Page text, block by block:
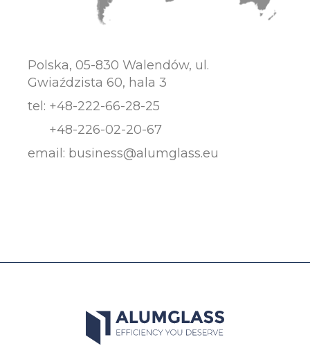
Polska, 05-830 Walendów, ul.
Gwiaździsta 60, hala 3
tel: +48-222-66-28-25
+48-226-02-20-67
email: business@alumglass.eu